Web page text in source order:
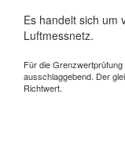
Es handelt sich um
Luftmessnetz.
Für die
ausschlaggebend. Der
Richtwert.